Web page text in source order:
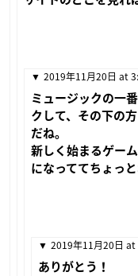
2019年11月20日 at
ミュージックの一
クして、その下の
だね。
新しく始まるゲー
になっててちょっ
2019年11月20日 at
ありがとう！